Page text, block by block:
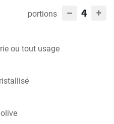
portions 4
ou tout usage